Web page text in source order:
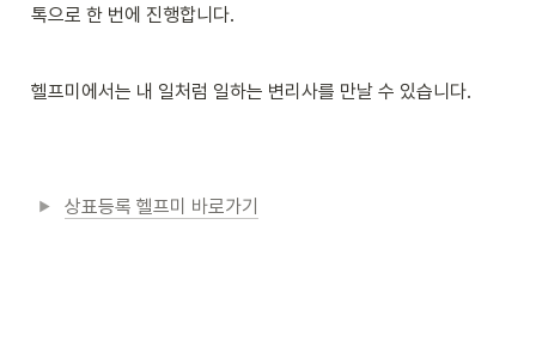
톡으로 한 번에 진행합니다.
헬프미에서는 내 일처럼 일하는 변리사를 만날 수 있습니다.
상표등록 헬프미 바로가기